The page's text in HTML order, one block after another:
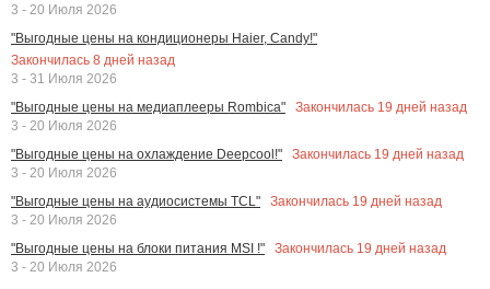
3 - 20 Июля 2026
"Выгодные цены на кондиционеры Haier, Candy!"
Закончилась 8 дней назад
3 - 31 Июля 2026
"Выгодные цены на медиаплееры Rombica"
Закончилась 19 дней назад
3 - 20 Июля 2026
"Выгодные цены на охлаждение Deepcool!"
Закончилась 19 дней назад
3 - 20 Июля 2026
"Выгодные цены на аудиосистемы TCL"
Закончилась 19 дней назад
3 - 20 Июля 2026
"Выгодные цены на блоки питания MSI !"
Закончилась 19 дней назад
3 - 20 Июля 2026